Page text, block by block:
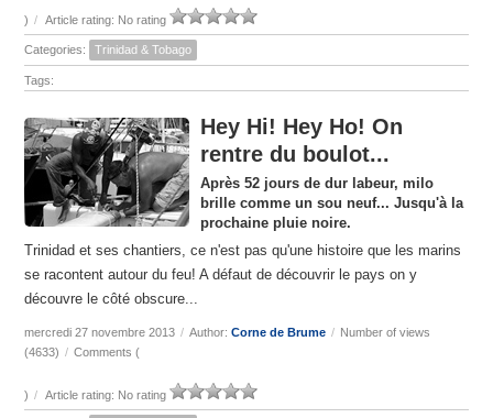
) / Article rating: No rating
Categories: Trinidad & Tobago
Tags:
Hey Hi! Hey Ho! On
rentre du boulot...
Après 52 jours de dur labeur, milo
brille comme un sou neuf... Jusqu'à la
prochaine pluie noire.
Trinidad et ses chantiers, ce n'est pas qu'une histoire que les marins
se racontent autour du feu! A défaut de découvrir le pays on y
découvre le côté obscure...
mercredi 27 novembre 2013 / Author:Corne de Brume / Number of views
(4633) / Comments (
) / Article rating: No rating